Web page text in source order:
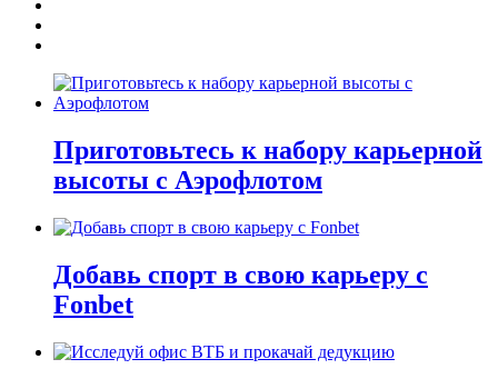
Приготовьтесь к набору карьерной
высоты с Аэрофлотом
Добавь спорт в свою карьеру с
Fonbet